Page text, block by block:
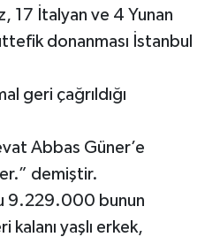
17 İtalyan ve 4 Yunan
donanması İstanbul
geri çağrıldığı
Abbas Güner’e
demiştir.
9.229.000 bunun
yaşlı erkek,